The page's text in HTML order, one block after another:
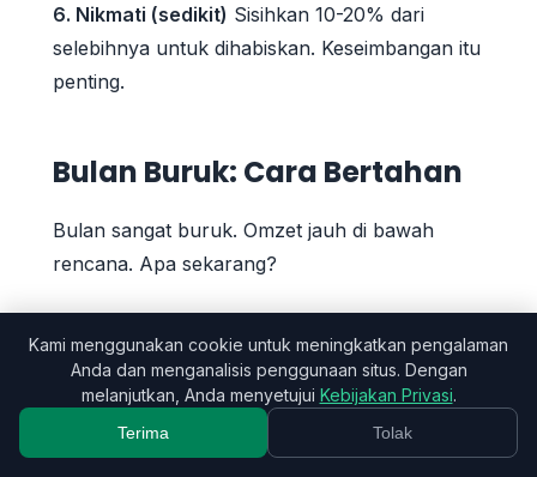
6. Nikmati (sedikit) Sisihkan 10-20% dari
selebihnya untuk dihabiskan. Keseimbangan itu
penting.
Bulan Buruk: Cara Bertahan
Bulan sangat buruk. Omzet jauh di bawah
rencana. Apa sekarang?
Jangan Panik
Bulan buruk itu terjadi. Jika Anda mengikuti
strategi sebelumnya, Anda sudah siap.
Kami menggunakan cookie untuk meningkatkan pengalaman
Anda dan menganalisis penggunaan situs. Dengan
melanjutkan, Anda menyetujui Kebijakan Privasi.
Terima Tolak